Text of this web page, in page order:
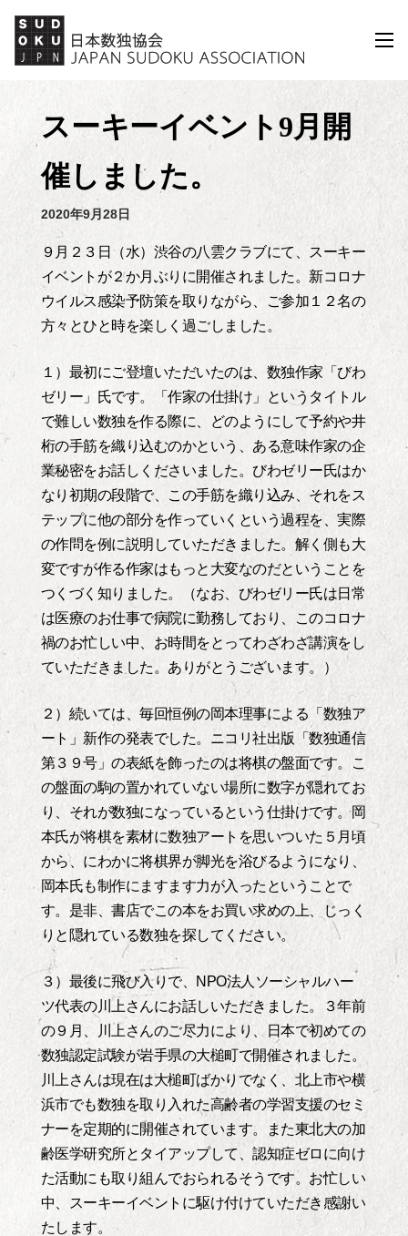
メ
スーキーイベント9月開
催しました。
2020年9月28日
９月２３日（水）渋谷の八雲クラブにて、スーキー
イベントが２か月ぶりに開催されました。新コロナ
ウイルス感染予防策を取りながら、ご参加１２名の
方々とひと時を楽しく過ごしました。
１）最初にご登壇いただいたのは、数独作家「びわ
ゼリー」氏です。「作家の仕掛け」というタイトル
で難しい数独を作る際に、どのようにして予約や井
桁の手筋を織り込むのかという、ある意味作家の企
業秘密をお話しくださいました。びわゼリー氏はか
なり初期の段階で、この手筋を織り込み、それをス
テップに他の部分を作っていくという過程を、実際
の作問を例に説明していただきました。解く側も大
変ですが作る作家はもっと大変なのだということを
つくづく知りました。（なお、びわゼリー氏は日常
は医療のお仕事で病院に勤務しており、このコロナ
禍のお忙しい中、お時間をとってわざわざ講演をし
ていただきました。ありがとうございます。）
２）続いては、毎回恒例の岡本理事による「数独ア
ート」新作の発表でした。ニコリ社出版「数独通信
第３９号」の表紙を飾ったのは将棋の盤面です。こ
の盤面の駒の置かれていない場所に数字が隠れてお
り、それが数独になっているという仕掛けです。岡
本氏が将棋を素材に数独アートを思いついた５月頃
から、にわかに将棋界が脚光を浴びるようになり、
岡本氏も制作にますます力が入ったということで
す。是非、書店でこの本をお買い求めの上、じっく
りと隠れている数独を探してください。
３）最後に飛び入りで、NPO法人ソーシャルハー
ツ代表の川上さんにお話しいただきました。３年前
の９月、川上さんのご尽力により、日本で初めての
数独認定試験が岩手県の大槌町で開催されました。
川上さんは現在は大槌町ばかりでなく、北上市や横
浜市でも数独を取り入れた高齢者の学習支援のセミ
ナーを定期的に開催されています。また東北大の加
齢医学研究所とタイアップして、認知症ゼロに向け
た活動にも取り組んでおられるそうです。お忙しい
中、スーキーイベントに駆け付けていただき感謝い
たします。